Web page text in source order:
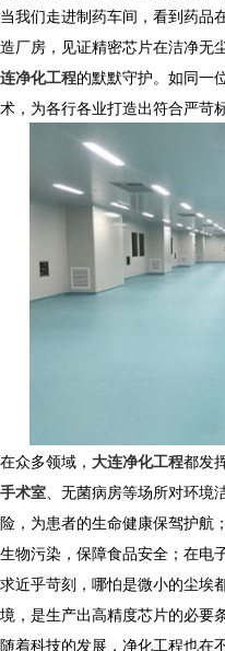
当我们走进制药车间，看到药品
造厂房，见证精密芯片在洁净无
连净化工程的默默守护。如同一
术，为各行各业打造出符合严苛
在众多领域， 大连净化工程都发
手术室 、无菌病房等场所对环
险，为患者的生命健康保驾护航
生物污染，保障食品安全；在电
求近乎苛刻，哪怕是微小的尘埃
境，是生产出高精度芯片的必要条
随着科技的发展，净化工程也在